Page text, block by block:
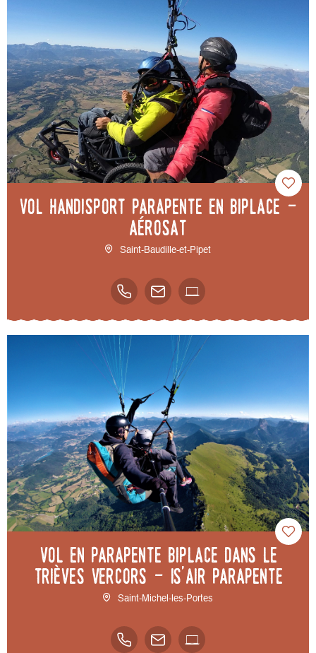
Vol handisport Parapente en biplace -
AéroSAT
Saint-Baudille-et-Pipet
Vol en Parapente biplace dans le
Trièves Vercors - Is'Air Parapente
Saint-Michel-les-Portes